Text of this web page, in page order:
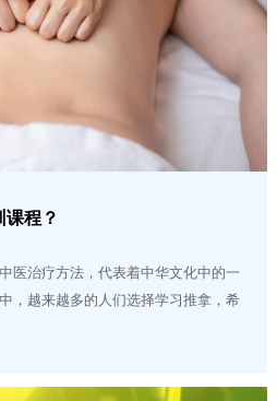
课程？
医治疗方法，代表着中华文化中的一
，越来越多的人们选择学习推拿，希